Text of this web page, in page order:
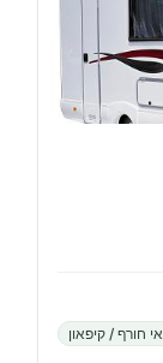
חורף / קיפאון